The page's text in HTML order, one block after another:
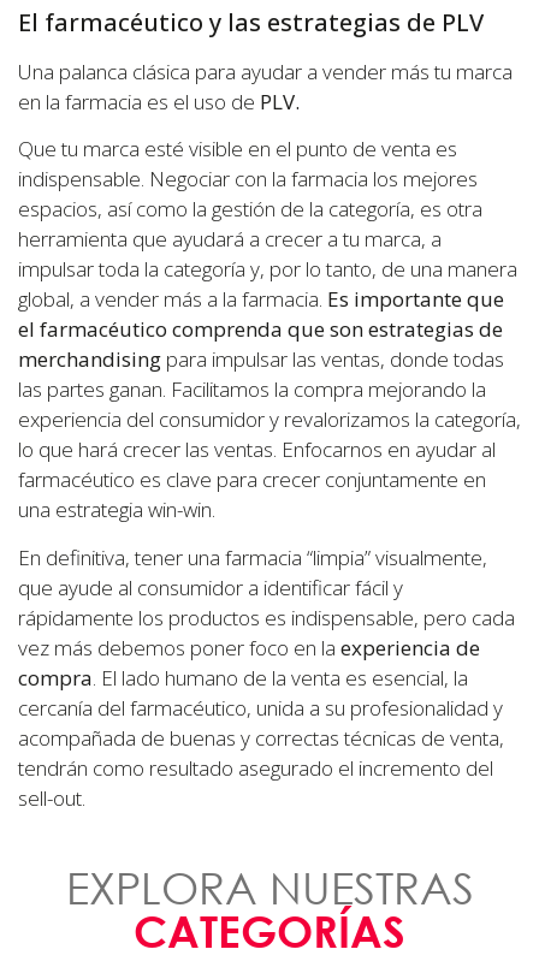
El farmacéutico y las estrategias de PLV
Una palanca clásica para ayudar a vender más tu marca
en la farmacia es el uso de PLV.
Que tu marca esté visible en el punto de venta es
indispensable. Negociar con la farmacia los mejores
espacios, así como la gestión de la categoría, es otra
herramienta que ayudará a crecer a tu marca, a
impulsar toda la categoría y, por lo tanto, de una manera
global, a vender más a la farmacia. Es importante que
el farmacéutico comprenda que son estrategias de
merchandising para impulsar las ventas, donde todas
las partes ganan. Facilitamos la compra mejorando la
experiencia del consumidor y revalorizamos la categoría,
lo que hará crecer las ventas. Enfocarnos en ayudar al
farmacéutico es clave para crecer conjuntamente en
una estrategia win-win.
En definitiva, tener una farmacia “limpia” visualmente,
que ayude al consumidor a identificar fácil y
rápidamente los productos es indispensable, pero cada
vez más debemos poner foco en la experiencia de
compra . El lado humano de la venta es esencial, la
cercanía del farmacéutico, unida a su profesionalidad y
acompañada de buenas y correctas técnicas de venta,
tendrán como resultado asegurado el incremento del
sell-out.
EXPLORA NUESTRAS
CATEGORÍAS